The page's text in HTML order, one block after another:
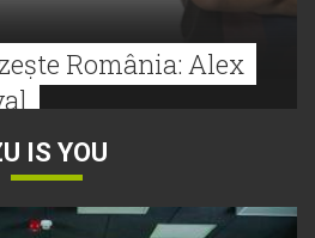
România: Alex
la Hitul Monstru Al
IS YOU